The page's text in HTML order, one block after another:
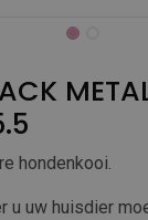
hondenkooi.
u uw huisdier